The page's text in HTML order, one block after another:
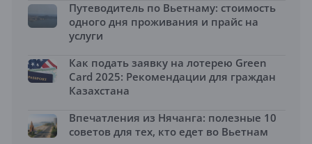
Путеводитель по Вьетнаму: стоимость
одного дня проживания и прайс на
услуги
Как подать заявку на лотерею Green
Card 2025: Рекомендации для граждан
Казахстана
Впечатления из Нячанга: полезные 10
советов для тех, кто едет во Вьетнам